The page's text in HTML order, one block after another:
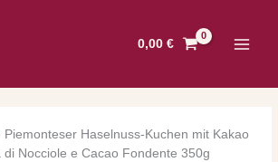
0,00€
Piemonteser Haselnuss-Kuchen mit Kakao
di Nocciole e Cacao Fondente 350g